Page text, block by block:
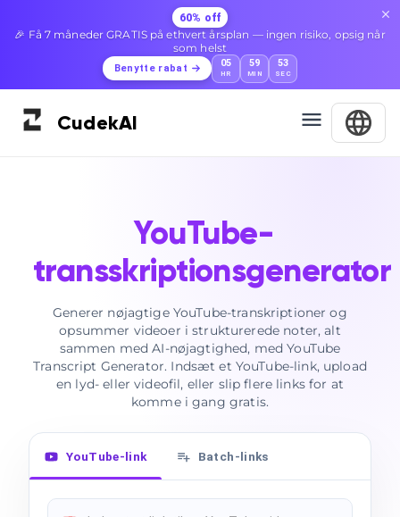
60% off
🎉 Få 7 måneder GRATIS på ethvert årsplan — ingen risiko, opsig når
som helst
Benytte rabat 05
HR
59
MIN
52
SEC
CudekAI
YouTube-
transskriptionsgenerator
Generer nøjagtige YouTube-transkriptioner og
opsummer videoer i strukturerede noter, alt
sammen med AI-nøjagtighed, med YouTube
Transcript Generator. Indsæt et YouTube-link, upload
en lyd- eller videofil, eller slip flere links for at
komme i gang gratis.
YouTube-link Batch-links